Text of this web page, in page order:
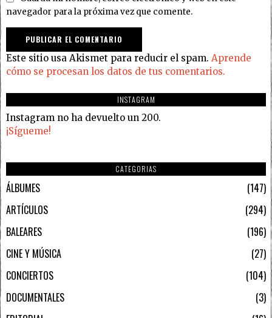
navegador para la próxima vez que comente.
Este sitio usa Akismet para reducir el spam. Aprende
cómo se procesan los datos de tus comentarios.
INSTAGRAM
Instagram no ha devuelto un 200.
¡Sígueme!
CATEGORIAS
ÁLBUMES
147
ARTÍCULOS
294
BALEARES
196
CINE Y MÚSICA
27
CONCIERTOS
104
DOCUMENTALES
3